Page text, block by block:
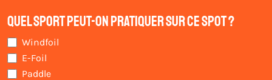
Quel sport peut-on pratiquer sur ce spot ?
Windfoil
E-Foil
Paddle